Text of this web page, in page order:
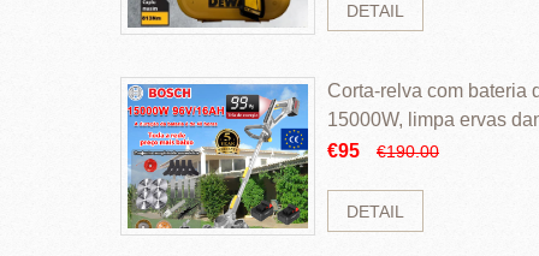
DETAIL
Corta-relva com bateria
15000W, limpa ervas
rapidamente
€95 €190.00
DETAIL